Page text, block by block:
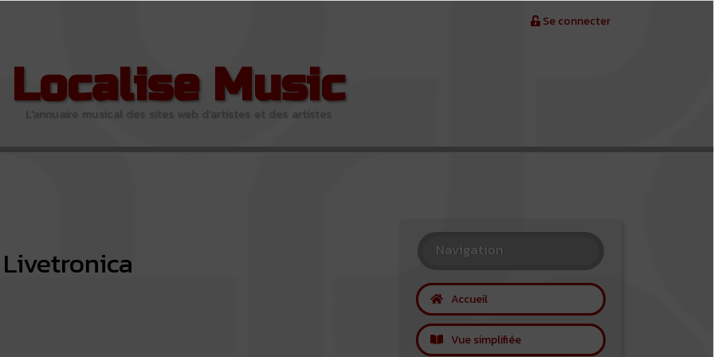
Se connecter
Localise Music
L'annuaire musical des sites web d'artistes et des artistes
Livetronica Navigation
Accueil
Vue simplifiée